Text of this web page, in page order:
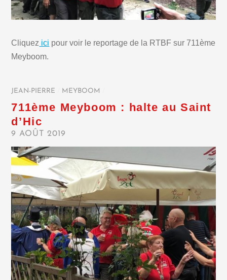
Cliquez ici pour voir le reportage de la RTBF sur 711ème
Meyboom.
JEAN-PIERRE MEYBOOM
711ème Meyboom : halte au Saint
d’Hic
9 AOÛT 2019